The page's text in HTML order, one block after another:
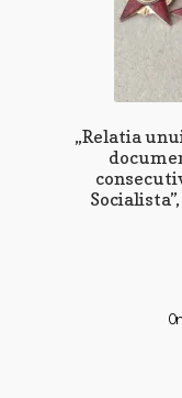
medicina-leacuri
pictura-sculptura
propaganda-politica
timbre-plicuri-scrisori
„Relatia